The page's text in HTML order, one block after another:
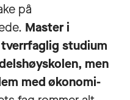
på
Master i
studium
men
med økonomi-